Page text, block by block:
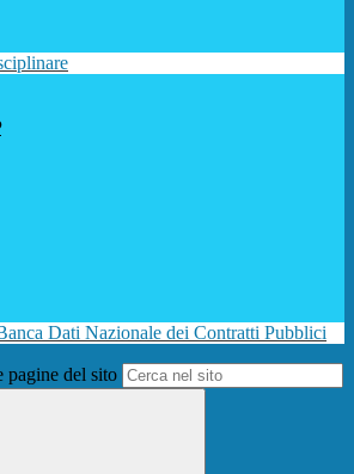
Dati Nazionale dei Contratti Pubblici
pagine del sito